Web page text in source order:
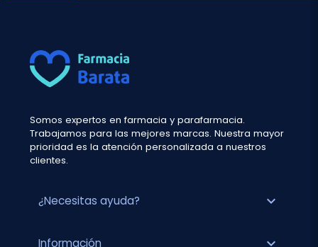
Somos expertos en farmacia y parafarmacia.
Trabajamos para las mejores marcas. Nuestra mayor
prioridad es la atención personalizada a nuestros
clientes.
¿Necesitas ayuda? expand_more
Información expand_more